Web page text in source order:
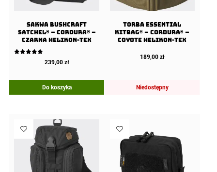
Sakwa BUSHCRAFT
SATCHEL® – Cordura® –
Czarna Helikon-tex
239,00 zł
Do koszyka
Torba ESSENTIAL
KITBAG® – Cordura® –
Coyote Helikon-Tex
189,00 zł
Niedostępny